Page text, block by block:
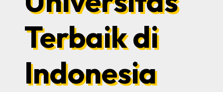
Terbaik di
Indonesia